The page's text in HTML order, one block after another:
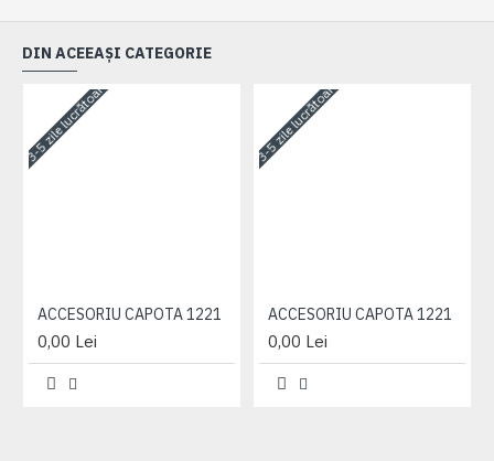
DIN ACEEAȘI CATEGORIE
3-5 zile lucrătoare
ACCESORIU CAPOTA 1221
0,00 Lei
3-5 zile lucrătoare
ACCESORIU CAPOTA 1221
0,00 Lei